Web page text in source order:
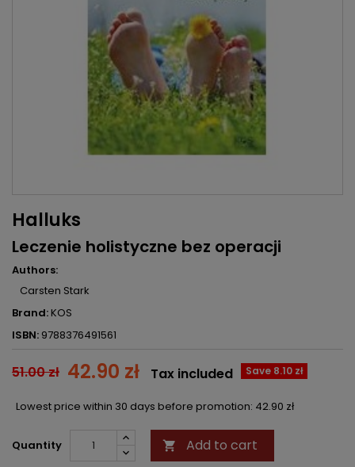
Halluks
Leczenie holistyczne bez operacji
Authors:
Carsten Stark
Brand:KOS
ISBN: 9788376491561
51.00 zł 42.90 zł Save 8.10 zł
Tax included
Lowest price within 30 days before promotion: 42.90 zł
Quantity  Add to cart